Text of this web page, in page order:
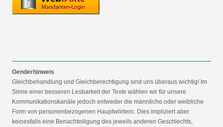
Genderhinweis
Gleichbehandlung und Gleichberechtigung sind uns überaus wichtig! Im
Sinne einer besseren Lesbarkeit der Texte wählen wir für unsere
Kommunikationskanäle jedoch entweder die männliche oder weibliche
Form von personenbezogenen Hauptwörtern. Dies impliziert aber
keinesfalls eine Benachteiligung des jeweils anderen Geschlechts,